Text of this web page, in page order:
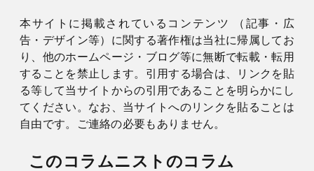
本サイトに掲載されているコンテンツ （記事・広
告・デザイン等）に関する著作権は当社に帰属してお
り、他のホームページ・ブログ等に無断で転載・転用
することを禁止します。引用する場合は、リンクを貼
る等して当サイトからの引用であることを明らかにし
てください。なお、当サイトへのリンクを貼ることは
自由です。ご連絡の必要もありません。
このコラムニストのコラム